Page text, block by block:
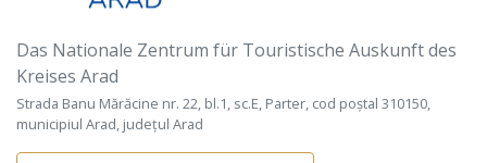
Das Nationale Zentrum für Touristische Auskunft des
Kreises Arad
Strada Banu Mărăcine nr. 22, bl.1, sc.E, Parter, cod poștal 310150,
municipiul Arad, județul Arad